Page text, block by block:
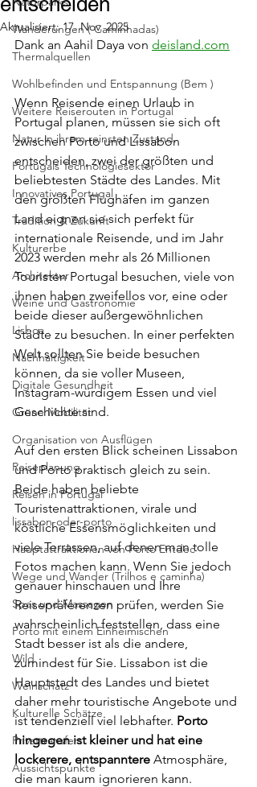
Wanderungen ( Caminhadas)
Thermalquellen
Wohlbefinden und Entspannung (Bem )
Weitere Reiserouten in Portugal
Natur in ihrem reinsten Zustand.
Portugals Technologiesektor
Innovatives Portugal
Tradition & Zukunft
Kulturerbe
Architektur
Weine und Gastronomie
Lisboa
Nachhaltigkeit
Digitale Gesundheit
Grüne Mobilität
Organisation von Ausflügen
Reiseplanung
Reisen in Portugal
lissabon-oder-porto
Hauptattraktionen von Porto Entdec
Wege und Wander (Trilhos e caminha)
Spas und Massagen
Porto mit einem Einheimischen
Wild
Weinschatz
Kulturelle Schätze
Privattransfers
Aussichtspunkte
Aktualisiert:17. Nov. 2025
Dank an Aahil Daya von deisland.com
Wenn Reisende einen Urlaub in
Portugal planen, müssen sie sich oft
zwischen Porto und Lissabon
entscheiden, zwei der größten und
beliebtesten Städte des Landes. Mit
den größten Flughäfen im ganzen
Land eignen sie sich perfekt für
internationale Reisende, und im Jahr
2023 werden mehr als 26 Millionen
Touristen Portugal besuchen, viele von
ihnen haben zweifellos vor, eine oder
beide dieser außergewöhnlichen
Städte zu besuchen. In einer perfekten
Welt sollten Sie beide besuchen
können, da sie voller Museen,
Instagram-würdigem Essen und viel
Geschichte sind.
Auf den ersten Blick scheinen Lissabon
und Porto praktisch gleich zu sein.
Beide haben beliebte
Touristenattraktionen, virale und
köstliche Essensmöglichkeiten und
viele Terrassen, auf denen man tolle
Fotos machen kann. Wenn Sie jedoch
genauer hinschauen und Ihre
Reisepräferenzen prüfen, werden Sie
wahrscheinlich feststellen, dass eine
Stadt besser ist als die andere,
zumindest für Sie. Lissabon ist die
Hauptstadt des Landes und bietet
daher mehr touristische Angebote und
ist tendenziell viel lebhafter. Porto
hingegen ist kleiner und hat eine
lockerere, entspanntere Atmosphäre,
die man kaum ignorieren kann.